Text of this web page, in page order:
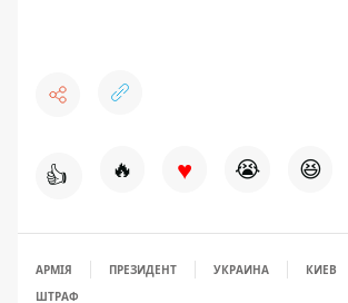
👍 🔥 ♥ 😭 😆
АРМІЯ ПРЕЗИДЕНТ УКРАИНА КИЕВ
ШТРАФ